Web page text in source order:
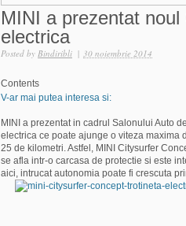
MINI a prezentat
electrica
Posted by Bindiribli | 30 noiembrie 2014
Contents
V-ar mai putea interesa si:
MINI a prezentat in cadrul Salonului Auto
electrica ce poate ajunge o viteza maxima
25 de kilometri. Astfel, MINI Citysurfer
se afla intr-o carcasa de protectie si este
aici, intrucat autonomia poate fi crescuta